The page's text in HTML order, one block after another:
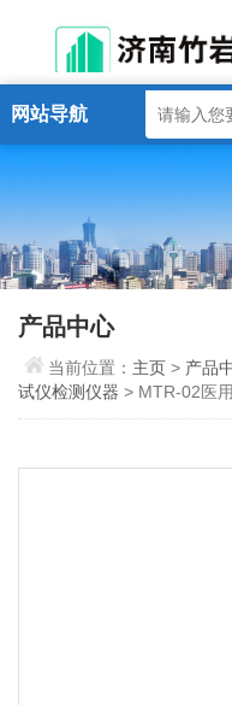
网站导航
产品中心
当前位置： 主页> 产品
试仪检测仪器 > MTR-02医